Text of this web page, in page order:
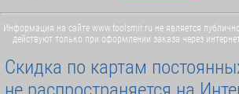
Информация на сайте www.toolsmir.ru не является
действуют только при оформлении заказа через
Скидка по картам